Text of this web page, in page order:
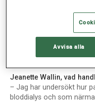
samarbete i team
identifiera och
Jeanette Wallin, vad
– Jag har undersökt hur
bloddialys och som
Avvisa alla